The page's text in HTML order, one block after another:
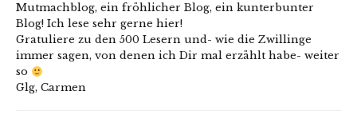
Mutmachblog, ein fröhlicher Blog, ein kunterbunter
Blog! Ich lese sehr gerne hier!
Gratuliere zu den 500 Lesern und- wie die Zwillinge
immer sagen, von denen ich Dir mal erzählt habe- weiter
so
Glg, Carmen